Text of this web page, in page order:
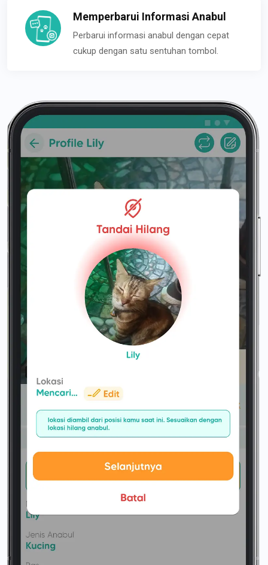
Memperbarui Informasi Anabul
Perbarui informasi anabul dengan cepat
cukup dengan satu sentuhan tombol.